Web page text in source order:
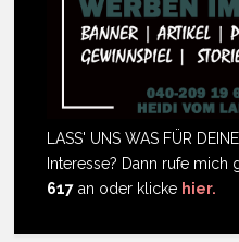
LASS' UNS WAS FÜR
Interesse? Dann rufe mich
617 an oder klicke hier.